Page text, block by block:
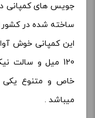
جویس های کمپانی
ساخته شده در کشور
خاص و متنوع یکی
میباشد .